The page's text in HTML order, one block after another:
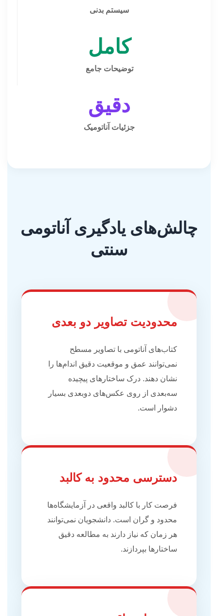
سیستم بدنی
کامل
توضیحات جامع
دقیق
جزئیات آناتومیک
چالش‌های یادگیری آناتومی
سنتی
محدودیت تصاویر دو بعدی
کتاب‌های آناتومی با تصاویر مسطح
نمی‌توانند عمق و موقعیت دقیق اندام‌ها را
نشان دهند. درک ساختارهای پیچیده
سه‌بعدی از روی عکس‌های دوبعدی بسیار
دشوار است.
دسترسی محدود به کالبد
فرصت کار با کالبد واقعی در آزمایشگاه‌ها
محدود و گران است. دانشجویان نمی‌توانند
هر زمان که نیاز دارند به مطالعه دقیق
ساختارها بپردازند.